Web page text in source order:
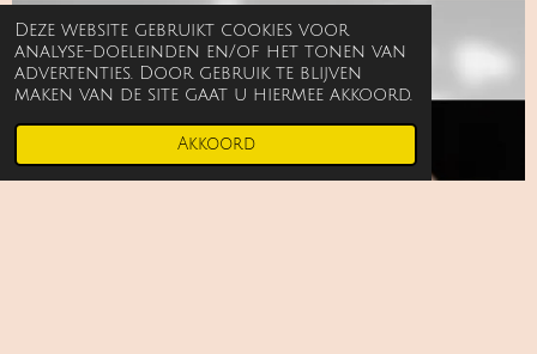
Deze website gebruikt cookies voor
analyse-doeleinden en/of het tonen van
advertenties. Door gebruik te blijven
maken van de site gaat u hiermee akkoord.
Akkoord